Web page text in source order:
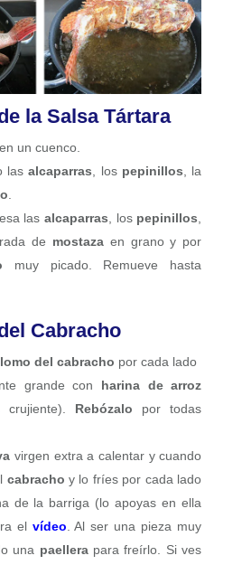
la Salsa Tártara
un cuenco.
lasalcaparras , los pepinillos , la
las alcaparras , los pepinillos
de mostazaen grano y por
muy picado. Remueve hasta
Cabracho
lomo del cabracho por cada lado
grande con harina de arroz
crujiente). Rebózalo por todas
virgen extra a calentar y cuando
cabracho y lo fríes por cada lado
de la barriga (lo apoyas en ella
el vídeo . Al ser una pieza muy
una paellerapara freírlo. Si ves